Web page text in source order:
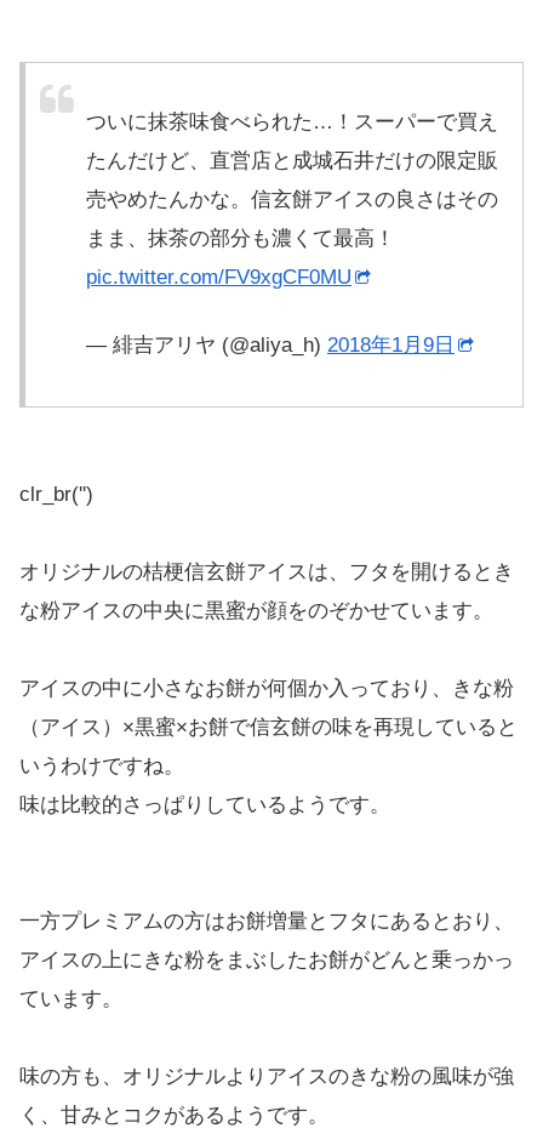
ついに抹茶味食べられた…！スーパーで買え
たんだけど、直営店と成城石井だけの限定販
売やめたんかな。信玄餅アイスの良さはその
まま、抹茶の部分も濃くて最高！
pic.twitter.com/FV9xgCF0MU
— 緋吉アリヤ (@aliya_h) 2018年1月9日
clr_br('')
オリジナルの桔梗信玄餅アイスは、フタを開けるとき
な粉アイスの中央に黒蜜が顔をのぞかせています。
アイスの中に小さなお餅が何個か入っており、きな粉
（アイス）×黒蜜×お餅で信玄餅の味を再現していると
いうわけですね。
味は比較的さっぱりしているようです。
一方プレミアムの方はお餅増量とフタにあるとおり、
アイスの上にきな粉をまぶしたお餅がどんと乗っかっ
ています。
味の方も、オリジナルよりアイスのきな粉の風味が強
く、甘みとコクがあるようです。